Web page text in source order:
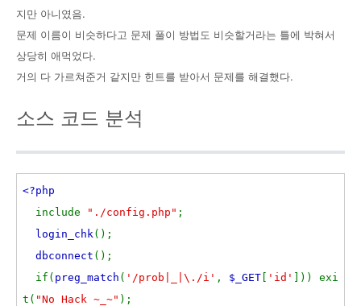
지만 아니였음.
문제 이름이 비슷하다고 문제 풀이 방법도 비슷할거라는 틀에 박혀서
상당히 애먹었다.
거의 다 가르쳐준거 같지만 힌트를 받아서 문제를 해결했다.
소스 코드 분석
<?php
include
"./config.php" ;
login_chk();
dbconnect ();
if( preg_match ( '/prob|_|\./i' , $_GET 'id'
])) exi
t( "No Hack ~_~" );